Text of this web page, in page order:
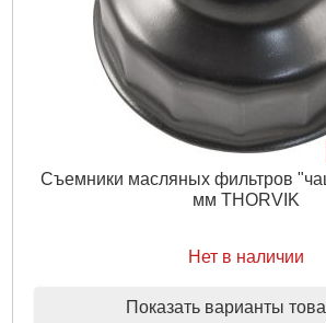
Съемники масляных фильтров
мм THORVIK
Нет в наличии
Показать варианты